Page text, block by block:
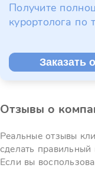
Получите
курортолога по
Заказать
Отзывы о
Реальные отзывы
сделать
Если вы